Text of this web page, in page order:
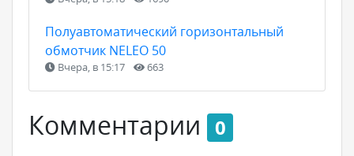
Полуавтоматический горизонтальный
обмотчик NELEO 50
Вчера, в 15:17 663
Комментарии 0